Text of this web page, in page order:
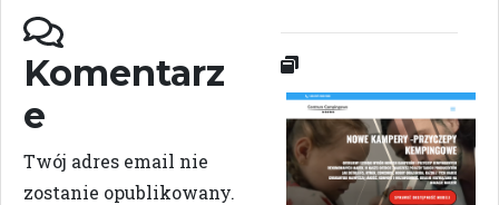
Komentarz
e
Twój adres email nie
zostanie opublikowany.